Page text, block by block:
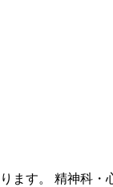
ます。 精神科